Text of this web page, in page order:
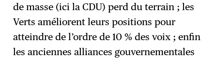
de masse (ici la CDU) perd du terrain ; les
Verts améliorent leurs positions pour
atteindre de l’ordre de 10 % des voix ; enfin
les anciennes alliances gouvernementales